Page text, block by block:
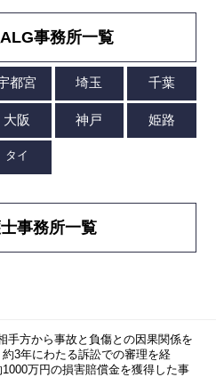
事務所一覧
事務所一覧
手方から事故と負傷との因果関係を
3年にわたる訴訟での審理を経
万円の損害賠償金を獲得した事